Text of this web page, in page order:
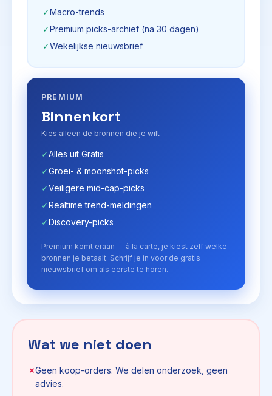
✓Macro-trends
✓Premium picks-archief (na 30 dagen)
✓Wekelijkse nieuwsbrief
PREMIUM
Binnenkort
Kies alleen de bronnen die je wilt
✓Alles uit Gratis
✓Groei- & moonshot-picks
✓Veiligere mid-cap-picks
✓Realtime trend-meldingen
✓Discovery-picks
Premium komt eraan — à la carte, je kiest zelf welke
bronnen je betaalt. Schrijf je in voor de gratis
nieuwsbrief om als eerste te horen.
Wat we niet doen
✗Geen koop-orders. We delen onderzoek, geen
advies.